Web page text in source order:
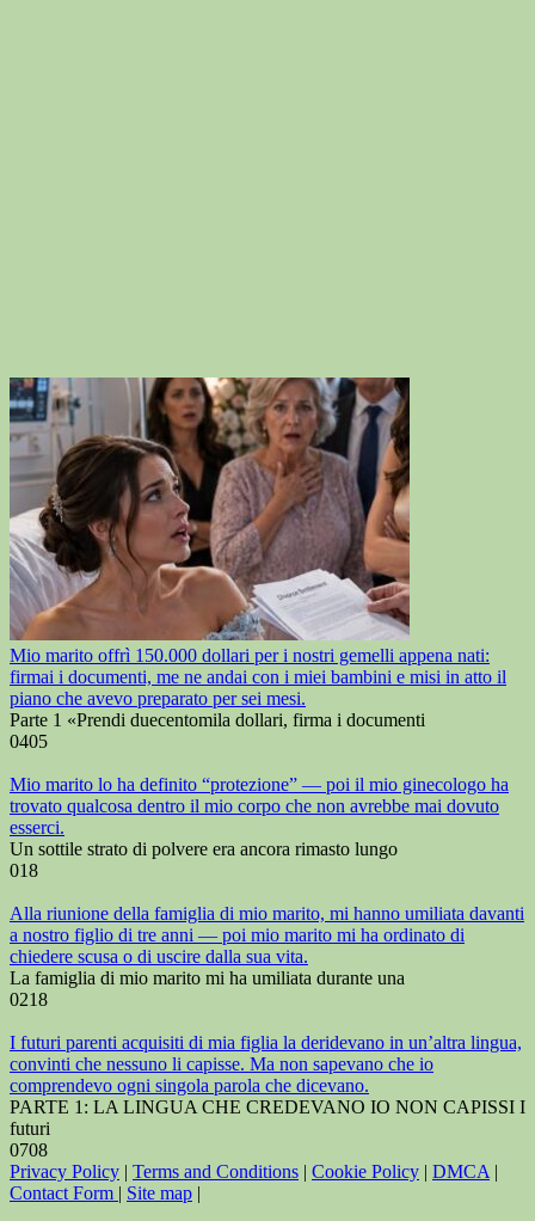
Mio marito offrì 150.000 dollari per i nostri gemelli appena nati:
firmai i documenti, me ne andai con i miei bambini e misi in atto il
piano che avevo preparato per sei mesi.
Parte 1 «Prendi duecentomila dollari, firma i documenti
0405
Mio marito lo ha definito “protezione” — poi il mio ginecologo ha
trovato qualcosa dentro il mio corpo che non avrebbe mai dovuto
esserci.
Un sottile strato di polvere era ancora rimasto lungo
018
Alla riunione della famiglia di mio marito, mi hanno umiliata davanti
a nostro figlio di tre anni — poi mio marito mi ha ordinato di
chiedere scusa o di uscire dalla sua vita.
La famiglia di mio marito mi ha umiliata durante una
0218
I futuri parenti acquisiti di mia figlia la deridevano in un’altra lingua,
convinti che nessuno li capisse. Ma non sapevano che io
comprendevo ogni singola parola che dicevano.
PARTE 1: LA LINGUA CHE CREDEVANO IO NON CAPISSI I
futuri
0708
Privacy Policy | Terms and Conditions | Cookie Policy | DMCA |
Contact Form | Site map |